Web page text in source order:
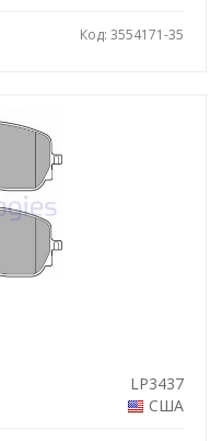
Код: 3554171-35
LP3437
США